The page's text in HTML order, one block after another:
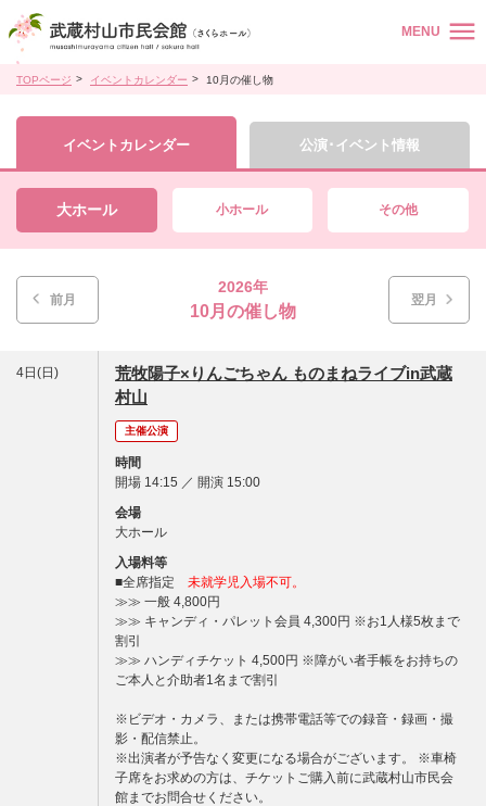
MENU
TOPページ イベントカレンダー 10月の催し物
イベントカレンダー 公演･イベント情報
大ホール 小ホール その他
翌月
前月
2026年
10月の催し物
4日(日)
荒牧陽子×りんごちゃん ものまねライブin武蔵
村山
主催公演
時間
開場 14:15 ／ 開演 15:00
会場
大ホール
入場料等
■全席指定 未就学児入場不可。
≫≫ 一般 4,800円
≫≫ キャンディ・パレット会員 4,300円 ※お1人様5枚まで
割引
≫≫ ハンディチケット 4,500円 ※障がい者手帳をお持ちの
ご本人と介助者1名まで割引
※ビデオ・カメラ、または携帯電話等での録音・録画・撮
影・配信禁止。
※出演者が予告なく変更になる場合がございます。
※車椅
子席をお求めの方は、チケットご購入前に武蔵村山市民会
館までお問合せください。